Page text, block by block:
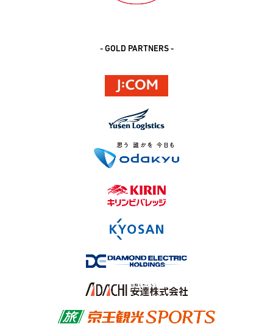
- GOLD PARTNERS -